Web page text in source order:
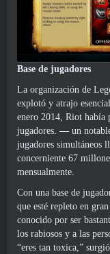
Base de jugadores
La organización de
explotó y atrajo
enero 2014, Riot había
jugadores. — un
jugadores simultáneos
concerniente 67
mensualmente.
Con una base de
que esté repleto en
conocido por ser
los rabiosos y a las
“eres tan toxica,”